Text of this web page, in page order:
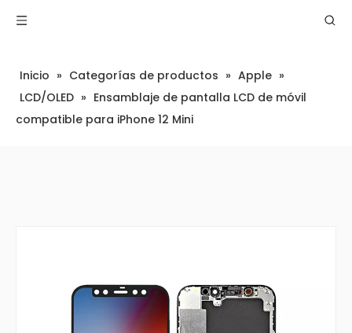
Inicio » Categorías de productos » Apple »
LCD/OLED » Ensamblaje de pantalla LCD de móvil
compatible para iPhone 12 Mini